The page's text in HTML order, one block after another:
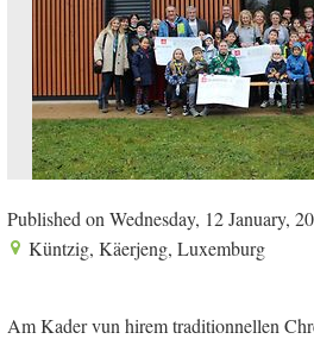
Published on Wednesday, 12 January,
Küntzig, Käerjeng, Luxemburg
Am Kader vun hirem traditionnellen